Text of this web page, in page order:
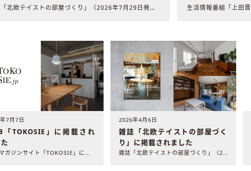
雑誌「北欧テイストの部屋づくり」（2026年7月29日発売 ..
7月7日
「TOKOSIE」に掲載され
2026年4月6日
雑誌「北欧テイストの部屋づく
り」に掲載されました